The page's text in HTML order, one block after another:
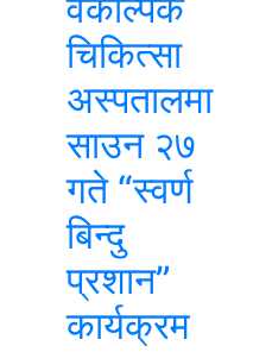
चिकित्सा
अस्पतालमा
साउन २७
गते “स्वर्ण
बिन्दु
प्रशान”
कार्यक्रम